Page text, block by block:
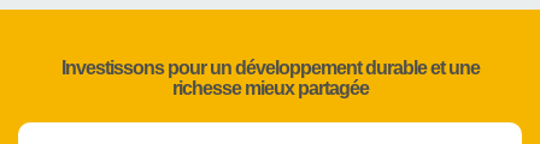
Investissons pour un développement durable et une
richesse mieux partagée